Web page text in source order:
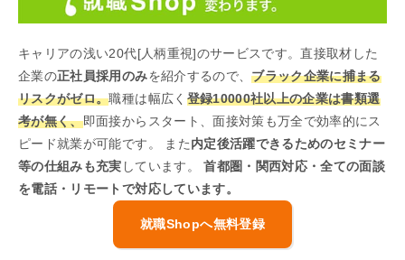
キャリアの浅い20代[人柄重視]のサービスです。直接取材した
企業の正社員採用のみを紹介するので、ブラック企業に捕まる
リスクがゼロ。職種は幅広く 登録10000社以上の企業は書類選
考が無く、即面接からスタート、面接対策も万全で効率的にス
ピード就業が可能です。 また内定後活躍できるためのセミナー
等の仕組みも充実 しています。首都圏・関西対応・全ての面談
を電話・リモートで対応しています。
就職Shopへ無料登録